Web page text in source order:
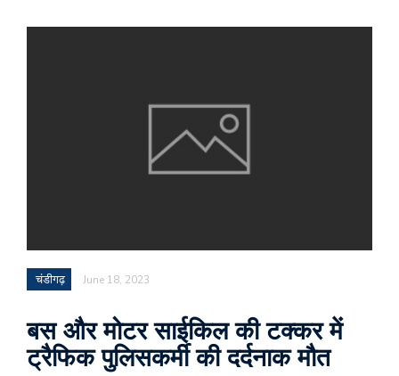
चंडीगढ़ June 18, 2023
बस और मोटर साईकिल की टक्कर में
ट्रैफिक पुलिसकर्मी की दर्दनाक मौत